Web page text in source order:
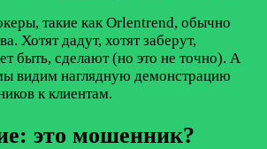
такие как Orlentrend, обычно
Хотят дадут, хотят заберут,
быть, сделают (но это не точно). А
видим наглядную демонстрацию
к клиентам.
это мошенник?